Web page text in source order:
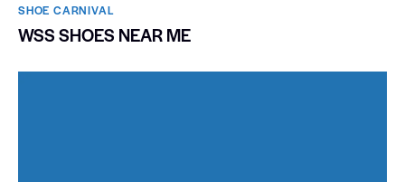
SHOE CARNIVAL​
WSS SHOES NEAR ME